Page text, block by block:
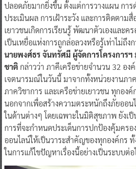
ปลอดภัยมากยิ่งขึ้น ตั้งแต่การวางแผน การ
ประเมินผล การเฝ้าระวัง และการติดตามสื่
เยาวชนเกิดการเรียนรู้ พัฒนาตัวเองและค
เป็นเหยื่อแห่งการถูกล่อลวงหรือรู้เท่าไม่ถึ
นายพงศ์ธร จันทรัศมี ผู้จัดการโครงการ
ชาติ กล่าวว่า ภาคีเครือข่ายจำนวน 32 อ
เจตนารมณ์ในวันนี้ มาจากทั้งหน่วยงานภา
ภาควิชาการ และเครือข่ายเยาวชน ทุกอง
นอกจากเพื่อสร้างความตระหนักถึงภัยออน
ในด้านต่างๆ โดยเฉพาะในมิติสุขภาพ ยังเ
การที่จะกำหนดประเด็นการปกป้องคุ้มครอ
ออนไลน์ให้เป็นวาระสำคัญของทุกองค์กร
ในการแก้ไขปัญหาเรื่องนี้อย่างเป็นระบบต่อ